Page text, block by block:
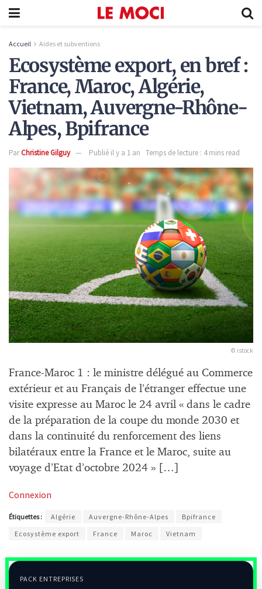
Accueil Aides et subventions
Ecosystème export, en bref :
France, Maroc, Algérie,
Vietnam, Auvergne-Rhône-
Alpes, Bpifrance
ParChristine Gilguy Publié il y a 1 an Temps de lecture : 4 mins read
© istock
France-Maroc 1 : le ministre délégué au Commerce
extérieur et au Français de l’étranger effectue une
visite expresse au Maroc le 24 avril « dans le cadre
de la préparation de la coupe du monde 2030 et
dans la continuité du renforcement des liens
bilatéraux entre la France et le Maroc, suite au
voyage d’Etat d’octobre 2024 » […]
Connexion
Étiquettes : Algérie Auvergne-Rhône-Alpes
Bpifrance
Ecosystème export
France Maroc Vietnam
PACK ENTREPRISES